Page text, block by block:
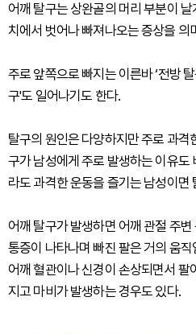
어깨 탈구는 상완골의 머리 부분이
치에서 벗어나 빠져나오는 증상을 의
주로 앞쪽으로 빠지는 이른바 ‘전방
구'도 일어나기도 한다.
탈구의 원인은 다양하지만 주로 과격
구가 남성에게 주로 발생하는 이유도
라도 과격한 운동을 즐기는 남성이면
어깨 탈구가 발생하면 어깨 관절 주
통증이 나타나며 빠진 팔은 거의 움
어깨 혈관이나 신경이 손상되면서 팔
지고 마비가 발생하는 경우도 있다.